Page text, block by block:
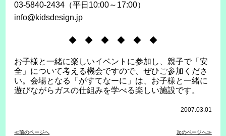
03-5840-2434（平日10:00～17:00）
info@kidsdesign.jp
◆ ◆ ◆ ◆ ◆ ◆
お子様と一緒に楽しいイベントに参加し、親子で「安
全」について考える機会ですので、ぜひご参加くださ
い。会場となる「がすてなーに」は、お子様と一緒に
遊びながらガスの仕組みを学べる楽しい施設です。
2007.03.01
≪前のページへ 次のページへ≫